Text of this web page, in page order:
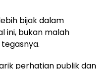
bijak dalam
ini, bukan malah
perhatian publik dan